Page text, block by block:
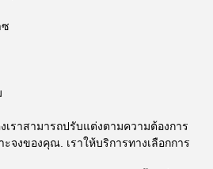
ซ
ราสามารถปรับแต่งตามความต้องการ
ะจงของคุณ. เราให้บริการทางเลือกการ